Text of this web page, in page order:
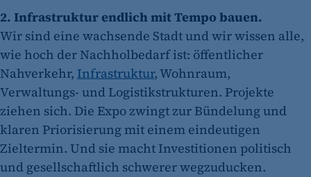
2. Infrastruktur endlich mit Tempo bauen.
Wir sind eine wachsende Stadt und wir wissen alle,
wie hoch der Nachholbedarf ist: öffentlicher
Nahverkehr, Infrastruktur, Wohnraum,
Verwaltungs- und Logistikstrukturen. Projekte
ziehen sich. Die Expo zwingt zur Bündelung und
klaren Priorisierung mit einem eindeutigen
Zieltermin. Und sie macht Investitionen politisch
und gesellschaftlich schwerer wegzuducken.